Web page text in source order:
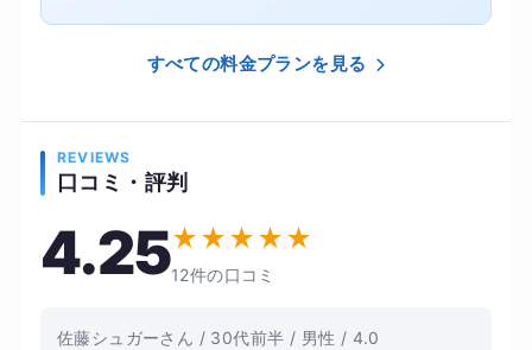
すべての料金プランを見る
REVIEWS
口コミ・評判
4.25★★★★★
12件の口コミ
佐藤シュガーさん / 30代前半 / 男性 / 4.0